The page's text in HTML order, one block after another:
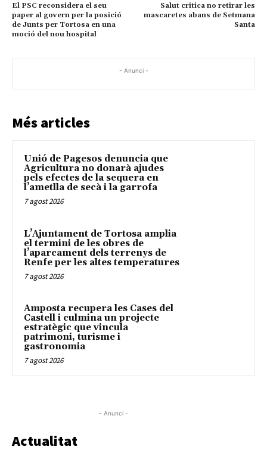
El PSC reconsidera el seu
paper al govern per la posició
de Junts per Tortosa en una
moció del nou hospital
Salut critica no retirar les
mascaretes abans de Setmana
Santa
- Anunci -
Més articles
Unió de Pagesos denuncia que
Agricultura no donarà ajudes
pels efectes de la sequera en
l’ametlla de secà i la garrofa
7 agost 2026
L’Ajuntament de Tortosa amplia
el termini de les obres de
l’aparcament dels terrenys de
Renfe per les altes temperatures
7 agost 2026
Amposta recupera les Cases del
Castell i culmina un projecte
estratègic que vincula
patrimoni, turisme i
gastronomia
7 agost 2026
- Anunci -
Actualitat